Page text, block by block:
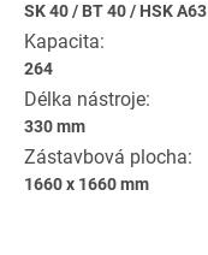
SK 40/ BT 40/ HSK A63
Kapacita:
264
Délka nástroje:
330 mm
Zástavbová plocha:
1660 x 1660 mm